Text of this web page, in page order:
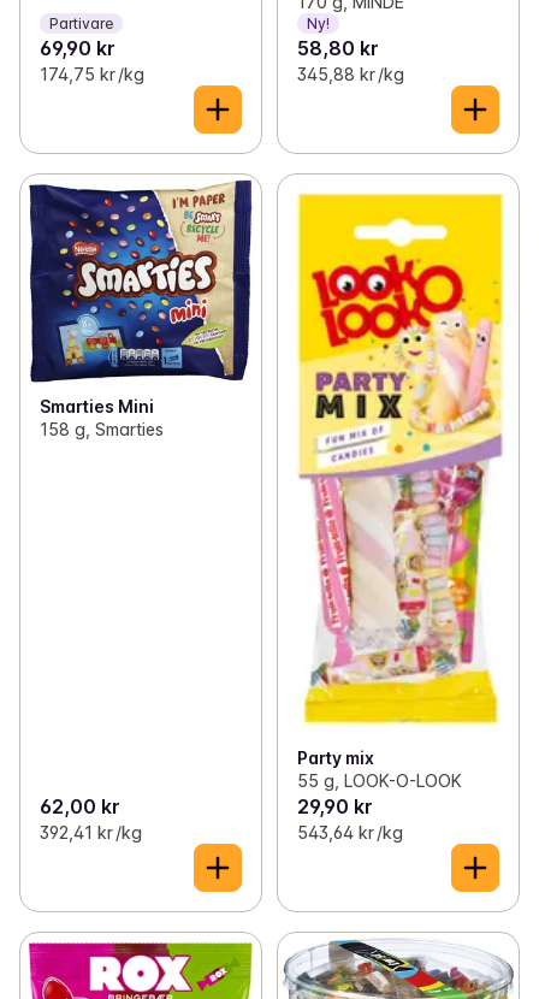
Partivare
69,90 kr
174,75 kr /kg
Ny!
58,80 kr
345,88 kr /kg
Smarties Mini
158 g, Smarties
62,00 kr
392,41 kr /kg
Party mix
55 g, LOOK-O-LOOK
29,90 kr
543,64 kr /kg